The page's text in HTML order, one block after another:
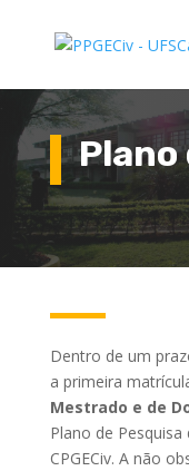
Plano
Dentro de um
a primeira
Mestrado e de
Plano de
CPGECiv. A não